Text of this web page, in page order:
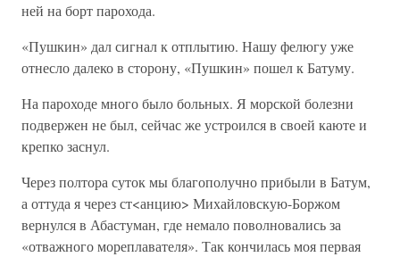
ней на борт парохода.
«Пушкин» дал сигнал к отплытию. Нашу фелюгу уже
отнесло далеко в сторону, «Пушкин» пошел к Батуму.
На пароходе много было больных. Я морской болезни
подвержен не был, сейчас же устроился в своей каюте и
крепко заснул.
Через полтора суток мы благополучно прибыли в Батум,
а оттуда я через ст<анцию> Михайловскую-Боржом
вернулся в Абастуман, где немало поволновались за
«отважного мореплавателя». Так кончилась моя первая